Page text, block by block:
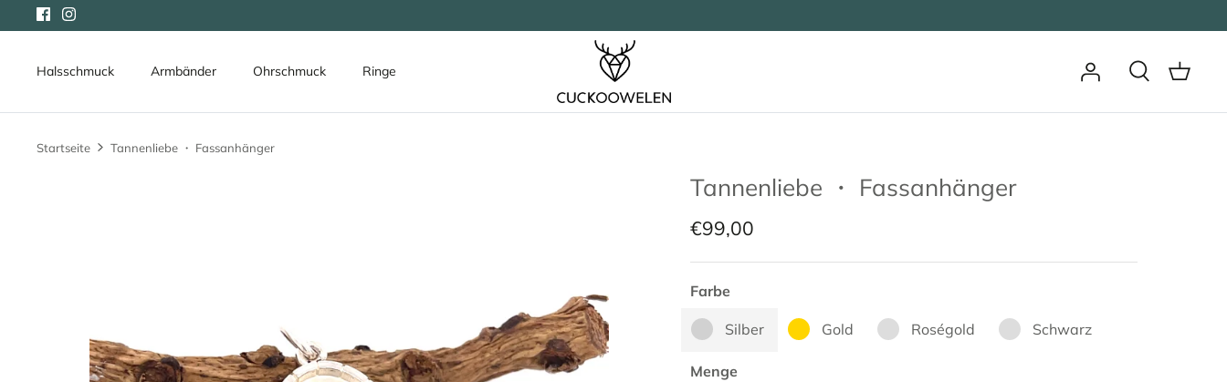
Direkt
zum
Halsschmuck Armbänder Ohrschmuck Ringe
Startseite Tannenliebe ・ Fassanhänger
Tannenliebe ・ Fassanhänger
€99,00
Farbe
Silber Gold Roségold Schwarz
Menge